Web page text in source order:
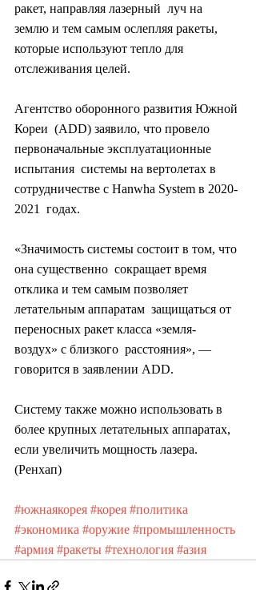
ракет, направляя лазерный  луч на
землю и тем самым ослепляя ракеты,
которые используют тепло для
отслеживания целей.
Агентство оборонного развития Южной
Кореи  (ADD) заявило, что провело
первоначальные эксплуатационные
испытания  системы на вертолетах в
сотрудничестве с Hanwha System в 2020-
2021  годах.
«Значимость системы состоит в том, что
она существенно  сокращает время
отклика и тем самым позволяет
летательным аппаратам  защищаться от
переносных ракет класса «земля-
воздух» с близкого  расстояния», —
говорится в заявлении ADD.
Систему также можно использовать в
более крупных летательных аппаратах,
если увеличить мощность лазера.
(Ренхап)
#южнаякорея #корея #политика
#экономика #оружие #промышленность
#армия #ракеты #технология #азия